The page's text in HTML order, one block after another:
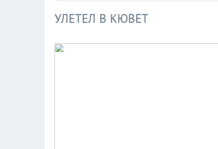
УЛЕТЕЛ В КЮВЕТ